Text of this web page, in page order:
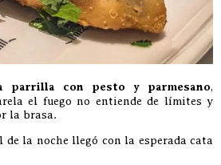
parrilla con pesto y parmesano,
el fuego no entiende de límites y
la brasa.
de la noche llegó con la esperada cata